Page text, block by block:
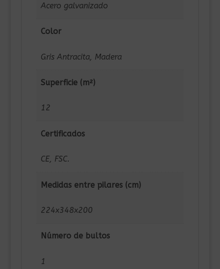
Acero galvanizado
Color
Gris Antracita, Madera
Superficie (m²)
12
Certificados
CE, FSC.
Medidas entre pilares (cm)
224x348x200
Número de bultos
1